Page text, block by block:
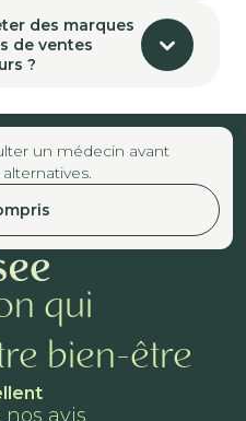
des marques
de ventes
?
un médecin avant
qui
bien-être
nos avis